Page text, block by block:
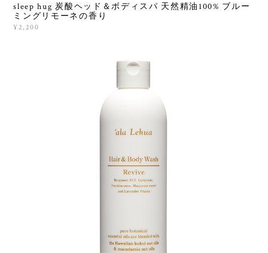
sleep hug 炭酸ヘッド＆ボディスパ 天然精油100% ブルー
ミングリモーネの香り
¥2,200